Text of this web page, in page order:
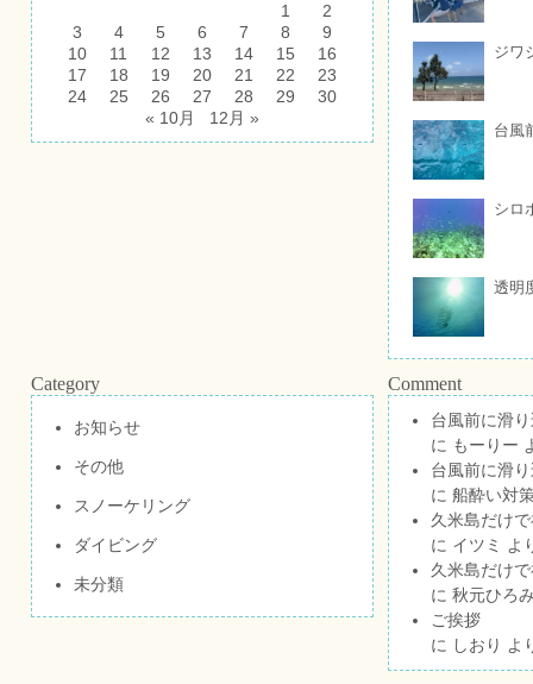
1
2
3
4 5 6 7 8
9
10
11 12 13 14 15
16
17
18 19 20 21 22
23
24
25 26 27 28 29
30
« 10月
12月 »
ジワ
台風
シロ
透明
Category
お知らせ
その他
スノーケリング
ダイビング
未分類
Comment
台風前に滑
に もーりー
台風前に滑
に 船酔い対
久米島だけ
に イツミ よ
久米島だけ
に 秋元ひろ
ご挨拶
に しおり よ